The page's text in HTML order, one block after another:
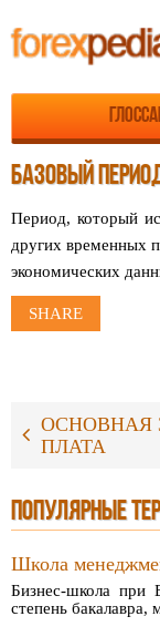
БАЗОВЫЙ
Период, который
других временных
экономических
SHARE
ОСНОВНАЯ
ПЛАТА
ПОПУЛЯРНЫЕ
Школа
Бизнес-школа при
степень бакалавра,